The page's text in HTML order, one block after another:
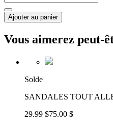
Ajouter au panier
Vous aimerez peut-
Solde
SANDALES TOUT
29.99 $75.00 $